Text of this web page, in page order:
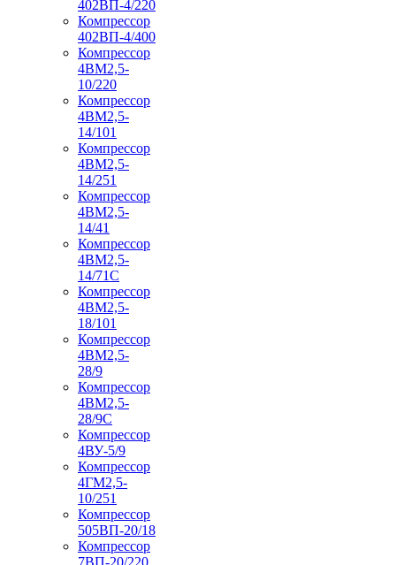
402ВП-4/220
Компрессор
402ВП-4/400
Компрессор
4ВМ2,5-
10/220
Компрессор
4ВМ2,5-
14/101
Компрессор
4ВМ2,5-
14/251
Компрессор
4ВМ2,5-
14/41
Компрессор
4ВМ2,5-
14/71C
Компрессор
4ВМ2,5-
18/101
Компрессор
4ВМ2,5-
28/9
Компрессор
4ВМ2,5-
28/9С
Компрессор
4ВУ-5/9
Компрессор
4ГМ2,5-
10/251
Компрессор
505ВП-20/18
Компрессор
7ВП-20/220